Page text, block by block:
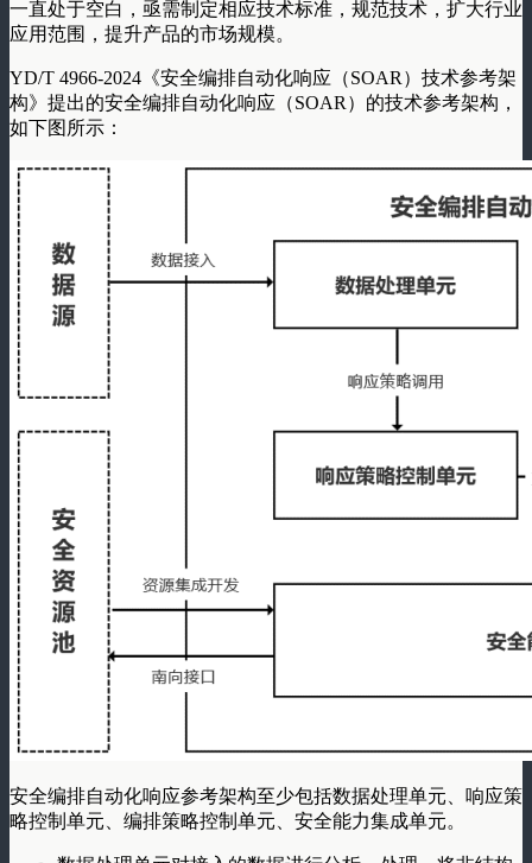
一直处于空白，亟需制定相应技术标准，规范技术，扩大行业
应用范围，提升产品的市场规模。
YD/T 4966-2024《安全编排自动化响应（SOAR）技术参考架
构》提出的安全编排自动化响应（SOAR）的技术参考架构，
如下图所示：
安全编排自动化响应参考架构至少包括数据处理单元、响应策
略控制单元、编排策略控制单元、安全能力集成单元。